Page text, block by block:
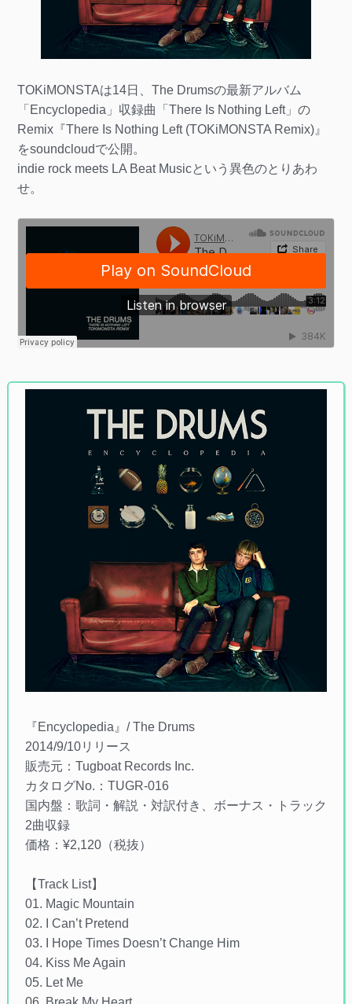
TOKiMONSTAは14日、The Drumsの最新アルバム
「Encyclopedia」収録曲「There Is Nothing Left」の
Remix『There Is Nothing Left (TOKiMONSTA Remix)』
をsoundcloudで公開。
indie rock meets LA Beat Musicという異色のとりあわ
せ。
『Encyclopedia』/ The Drums
2014/9/10リリース
販売元：Tugboat Records Inc.
カタログNo.：TUGR-016
国内盤：歌詞・解説・対訳付き、ボーナス・トラック
2曲収録
価格：¥2,120（税抜）
【Track List】
01. Magic Mountain
02. I Can’t Pretend
03. I Hope Times Doesn’t Change Him
04. Kiss Me Again
05. Let Me